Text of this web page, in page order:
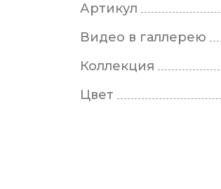
Артикул
Видео в галлерею
Коллекция
Цвет